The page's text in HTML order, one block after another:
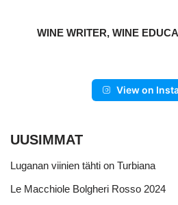
WINE WRITER, WINE
View on
UUSIMMAT
Luganan viinien tähti on Turbiana
Le Macchiole Bolgheri Rosso 2024